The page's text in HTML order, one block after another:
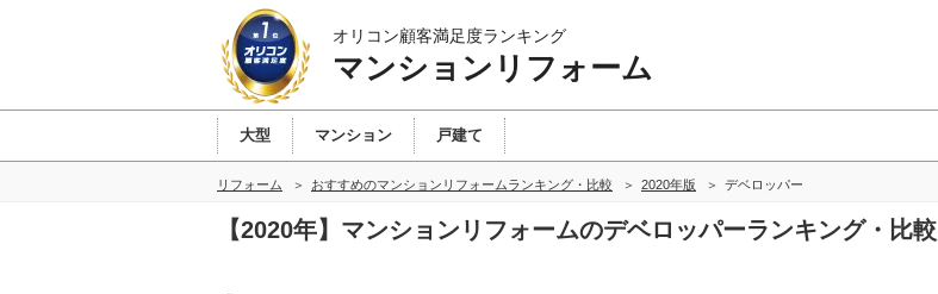
オリコン顧客満足度ランキング
マンションリフォーム
大型 マンション 戸建て
リフォーム おすすめのマンションリフォームランキング・比較 2020年版 デベロッパー
【2020年】マンションリフォームのデベロッパーランキング・比較